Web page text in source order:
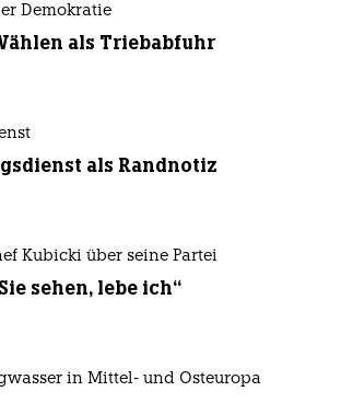
Demokratie
als Triebabfuhr
als Randnotiz
Kubicki über seine Partei
sehen, lebe ich“
in Mittel- und Osteuropa